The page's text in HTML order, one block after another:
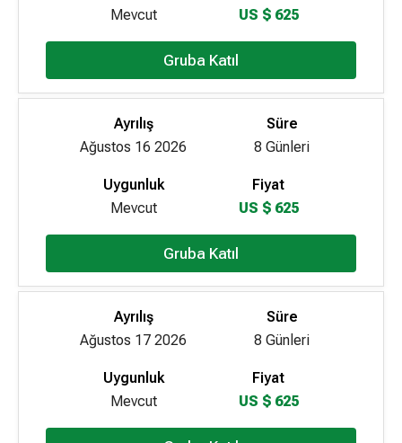
Mevcut
US $ 625
Gruba Katıl
Ayrılış
Ağustos 16 2026
Süre
8 Günleri
Uygunluk
Mevcut
Fiyat
US $ 625
Gruba Katıl
Ayrılış
Ağustos 17 2026
Süre
8 Günleri
Uygunluk
Mevcut
Fiyat
US $ 625